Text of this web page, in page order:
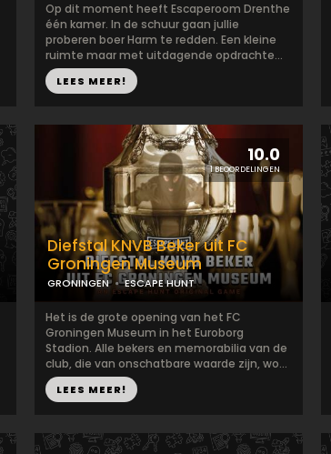
Op dit moment heeft Escaperoom Drenthe
één kamer. In de schuur gaan jullie
proberen boer Harm te redden. Een kleine
ruimte maar met uitdagende opdrachte...
LEES MEER!
10.0
1 BEOORDELINGEN
Diefstal KNVB Beker uit FC
Groningen Museum
GRONINGEN ESCAPE HUNT
Het is de grote opening van het FC
Groningen Museum in het Euroborg
Stadion. Alle bekers en memorabilia van de
club, die van onschatbare waarde zijn, wo...
LEES MEER!